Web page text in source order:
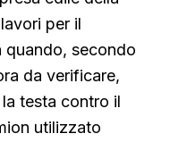
per il
quando, secondo
da verificare,
testa contro il
utilizzato